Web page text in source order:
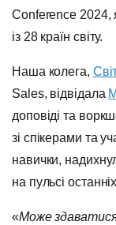
Conference 2024,
із 28 країн світу.
Наша колега,
Sales, відвідала
доповіді та
зі спікерами та
навички,
на пульсі
«Може